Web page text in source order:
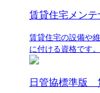
賃貸住宅メン
賃貸住宅の設備や
に付ける資格です。
日管協標準版